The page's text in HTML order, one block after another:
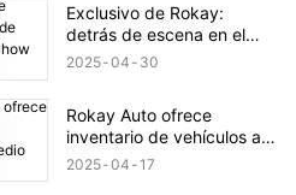
Exclusivo de Rokay:
detrás de escena en el
Show de Shanghai
2025 04 30
Rokay Auto ofrece
inventario de vehículos a
Medio Oriente
2025 04 17